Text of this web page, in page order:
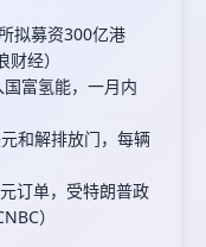
拟募资300亿港
经）
富氢能，一月内
和解排放门，每辆
订单，受特朗普政
）